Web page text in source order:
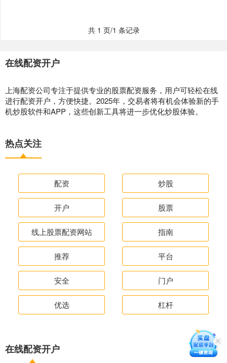
共 1 页/1 条记录
在线配资开户
上海配资公司专注于提供专业的股票配资服务，用户可轻松在线
进行配资开户，方便快捷。2025年，交易者将有机会体验新的手
机炒股软件和APP，这些创新工具将进一步优化炒股体验。
热点关注
配资 炒股
开户 股票
线上股票配资网站 指南
推荐 平台
安全 门户
优选 杠杆
在线配资开户